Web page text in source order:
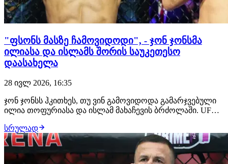
"ფსონს მასზე ჩამოვიდოდი", - ჯონ ჯონსმა
ილიასა და ისლამს შორის საუკეთესო
დაასახელა
28 ივლ 2026, 16:35
ჯონ ჯონსს ჰკითხეს, თუ ვინ გამოვიდოდა გამარჯვებული
ილია თოფურიასა და ისლამ მახაჩევის ბრძოლაში. UFC-
ქართველი მებრძოლის სასარგებლოდ და მის ძლიერ
მხარედ დგომში ჩხუბი დაასახელა. "ფსონის დადება რომ
მომიწიოს, ამას თოფურიას სასარგებლოდ გავაკეთებ…
სრულად